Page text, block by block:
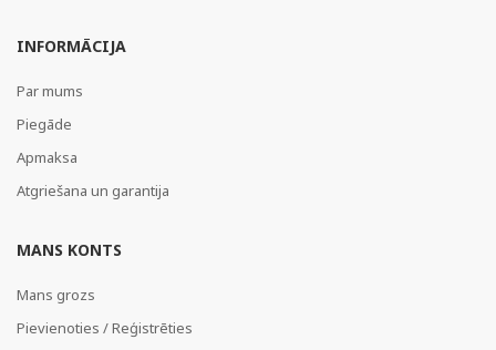
INFORMĀCIJA
Par mums
Piegāde
Apmaksa
Atgriešana un garantija
MANS KONTS
Mans grozs
Pievienoties / Reģistrēties